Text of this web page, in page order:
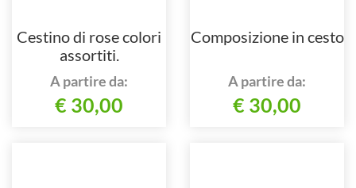
Cestino di rose colori
assortiti.
A partire da:
€ 30,00
Composizione in cesto
A partire da:
€ 30,00